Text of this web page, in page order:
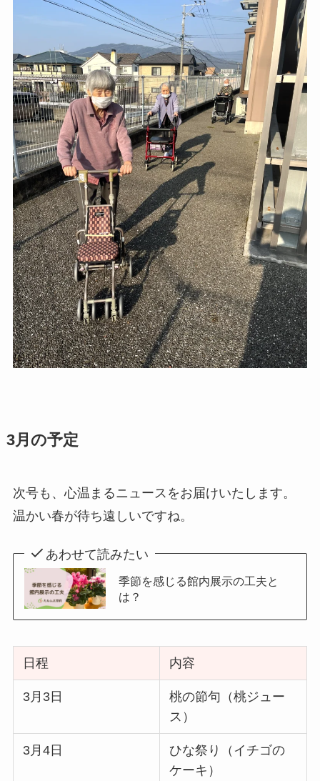
3月の予定
次号も、心温まるニュースをお届けいたします。
温かい春が待ち遠しいですね。
あわせて読みたい
季節を感じる館内展示の工夫と
は？
日程 内容
3月3日
桃の節句（桃ジュー
ス）
3月4日
ひな祭り（イチゴの
ケーキ）